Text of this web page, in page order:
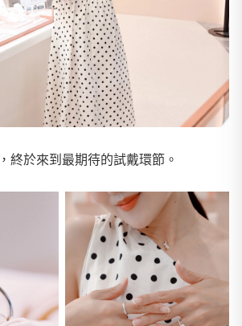
終於來到最期待的試戴環節。